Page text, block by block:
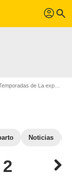
profil search
de La expansión
Noticias